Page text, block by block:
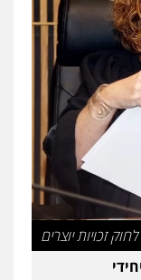
עבירות
זכויות אדם